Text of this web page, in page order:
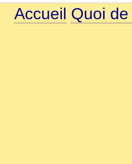
Accueil Quoi